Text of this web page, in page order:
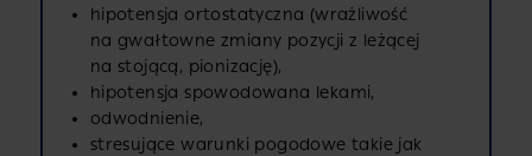
hipotensja ortostatyczna (wrażliwość
na gwałtowne zmiany pozycji z leżącej
na stojącą, pionizację),
hipotensja spowodowana lekami,
odwodnienie,
stresujące warunki pogodowe takie jak